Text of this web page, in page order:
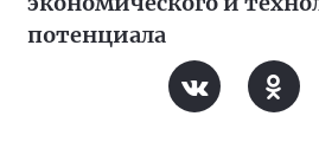
потенциала